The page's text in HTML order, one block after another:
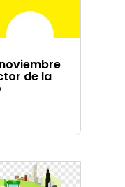
de la